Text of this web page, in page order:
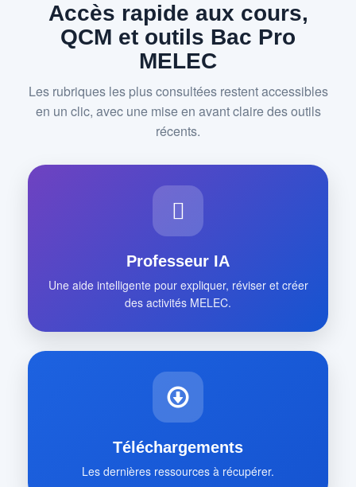
Accès rapide aux cours,
QCM et outils Bac Pro
MELEC
Les rubriques les plus consultées restent accessibles
en un clic, avec une mise en avant claire des outils
récents.
Professeur IA
Une aide intelligente pour expliquer, réviser et créer
des activités MELEC.
Téléchargements
Les dernières ressources à récupérer.